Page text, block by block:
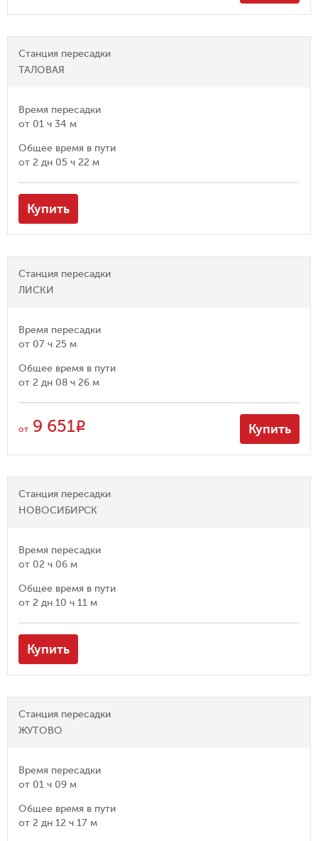
Станция пересадки
ТАЛОВАЯ
Время пересадки
от 01 ч 34 м
Общее время в пути
от 2 дн 05 ч 22 м
Купить
Станция пересадки
ЛИСКИ
Время пересадки
от 07 ч 25 м
Общее время в пути
от 2 дн 08 ч 26 м
от 9 651R Купить
Станция пересадки
НОВОСИБИРСК
Время пересадки
от 02 ч 06 м
Общее время в пути
от 2 дн 10 ч 11 м
Купить
Станция пересадки
ЖУТОВО
Время пересадки
от 01 ч 09 м
Общее время в пути
от 2 дн 12 ч 17 м